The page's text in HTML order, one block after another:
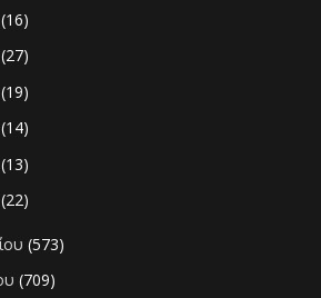
(16)
(27)
(19)
(14)
(13)
(22)
(573)
(709)